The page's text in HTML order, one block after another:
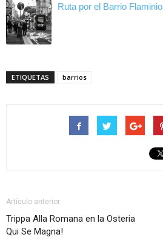
Ruta por el Barrio Flaminio
ETIQUETAS barrios
Artículo anterior
Trippa Alla Romana en la Osteria
Qui Se Magna!